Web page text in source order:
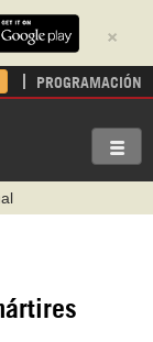
×
PROGRAMACIÓN
79 29 404
Nexolatino.Canal